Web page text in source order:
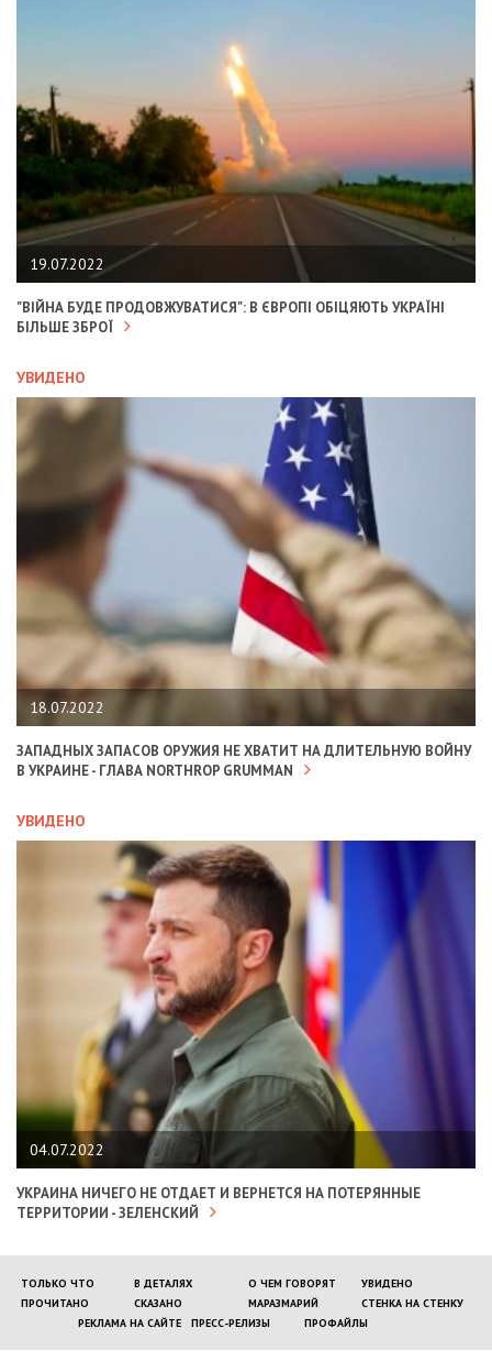
19.07.2022
"ВІЙНА БУДЕ ПРОДОВЖУВАТИСЯ": В ЄВРОПІ ОБІЦЯЮТЬ УКРАЇНІ
БІЛЬШЕ ЗБРОЇ
УВИДЕНО
18.07.2022
ЗАПАДНЫХ ЗАПАСОВ ОРУЖИЯ НЕ ХВАТИТ НА ДЛИТЕЛЬНУЮ ВОЙНУ
В УКРАИНЕ - ГЛАВА NORTHROP GRUMMAN
УВИДЕНО
04.07.2022
УКРАИНА НИЧЕГО НЕ ОТДАЕТ И ВЕРНЕТСЯ НА ПОТЕРЯННЫЕ
ТЕРРИТОРИИ - ЗЕЛЕНСКИЙ
ТОЛЬКО ЧТО В ДЕТАЛЯХ О ЧЕМ ГОВОРЯТ
УВИДЕНО
ПРОЧИТАНО
СКАЗАНО МАРАЗМАРИЙ
СТЕНКА НА СТЕНКУ
РЕКЛАМА НА САЙТЕ
ПРЕСС-РЕЛИЗЫ ПРОФАЙЛЫ